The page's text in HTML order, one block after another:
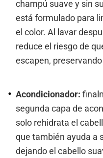
champú suave y sin
está formulado para
el color. Al lavar
reduce el riesgo de
escapen,
Acondicionador:
segunda capa de
solo rehidrata el
que también ayuda a
dejando el cabello